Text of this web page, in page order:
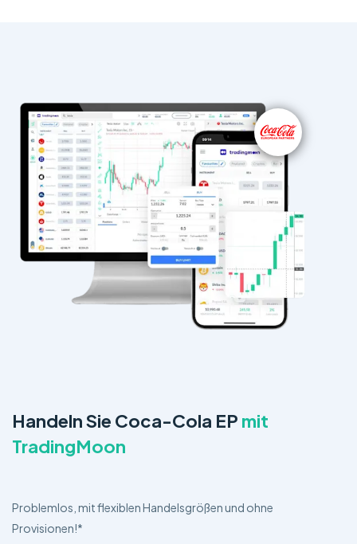
Handeln Sie Coca-Cola EP mit
TradingMoon
Problemlos, mit flexiblen Handelsgrößen und ohne
Provisionen!*